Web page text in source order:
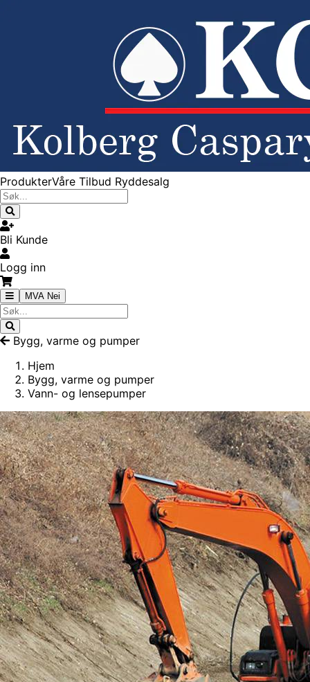
ProdukterVåre Tilbud Ryddesalg
Bli Kunde
Logg inn
MVA Nei
Bygg, varme og pumper
Hjem
Bygg, varme og pumper
Vann- og lensepumper